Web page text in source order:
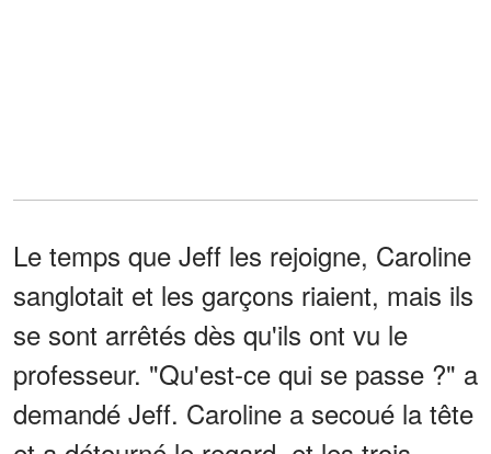
Le temps que Jeff les rejoigne, Caroline
sanglotait et les garçons riaient, mais ils
se sont arrêtés dès qu'ils ont vu le
professeur. "Qu'est-ce qui se passe ?" a
demandé Jeff. Caroline a secoué la tête